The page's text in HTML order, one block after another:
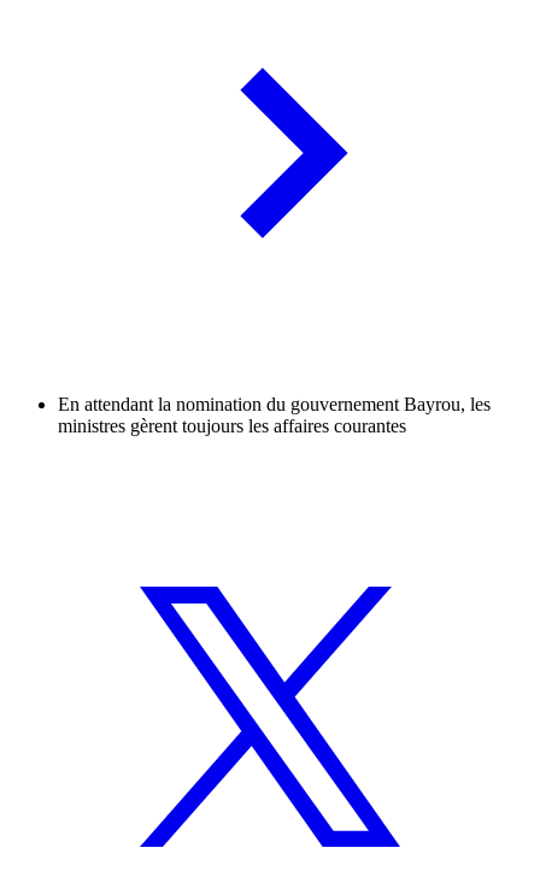
En attendant la nomination du gouvernement Bayrou, les
ministres gèrent toujours les affaires courantes